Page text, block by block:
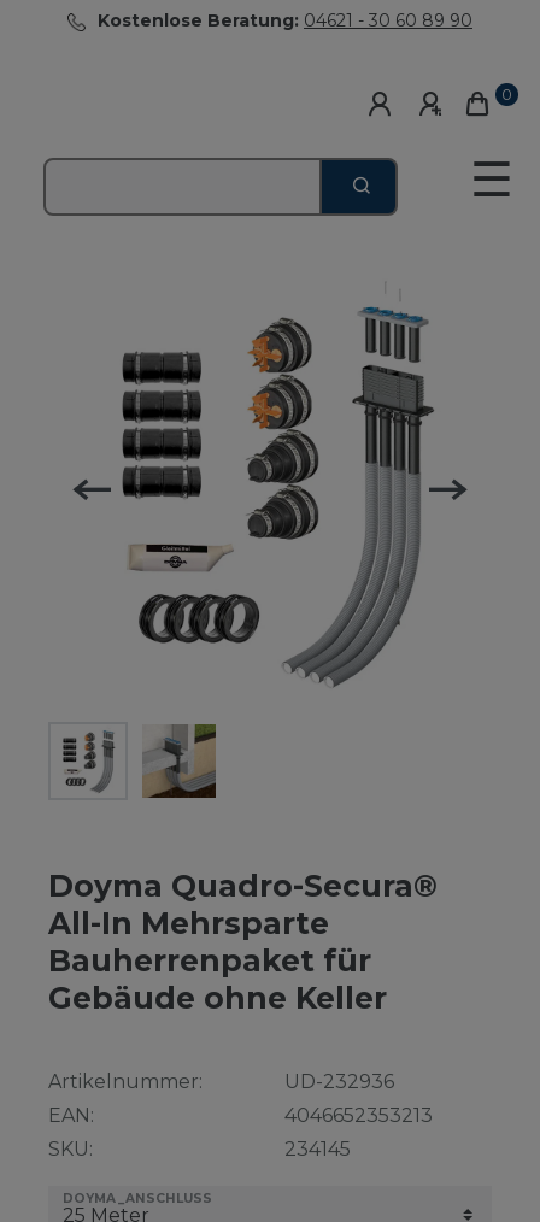
Kostenlose Beratung: 04621 - 30 60 89 90
0
☰
Doyma Quadro-Secura®
All-In Mehrsparte
Bauherrenpaket für
Gebäude ohne Keller
Artikelnummer:
EAN:
SKU:
UD-232936
4046652353213
234145
DOYMA_ANSCHLUSS